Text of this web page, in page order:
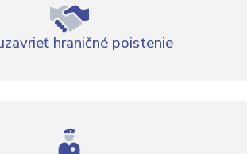
hraničné poistenie